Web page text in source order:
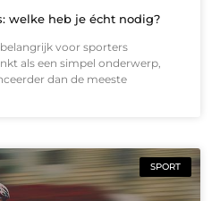
welke heb je écht nodig?
voor sporters
als een simpel onderwerp,
dan de meeste
SPORT